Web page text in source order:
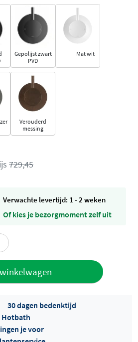
Gepolijst zwart
PVD
Mat wit
Verouderd
messing
729,45
Verwachte levertijd: 1 - 2 weken
Of kies je bezorgmoment zelf uit
30 dagen bedenktijd
Hotbath
je voor